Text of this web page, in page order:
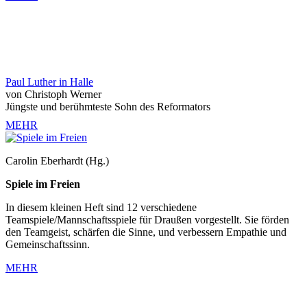
Paul Luther in Halle
von Christoph Werner
Jüngste und berühmteste Sohn des Reformators
MEHR
Carolin Eberhardt (Hg.)
Spiele im Freien
In diesem kleinen Heft sind 12 verschiedene
Teamspiele/Mannschaftsspiele für Draußen vorgestellt. Sie förden
den Teamgeist, schärfen die Sinne, und verbessern Empathie und
Gemeinschaftssinn.
MEHR